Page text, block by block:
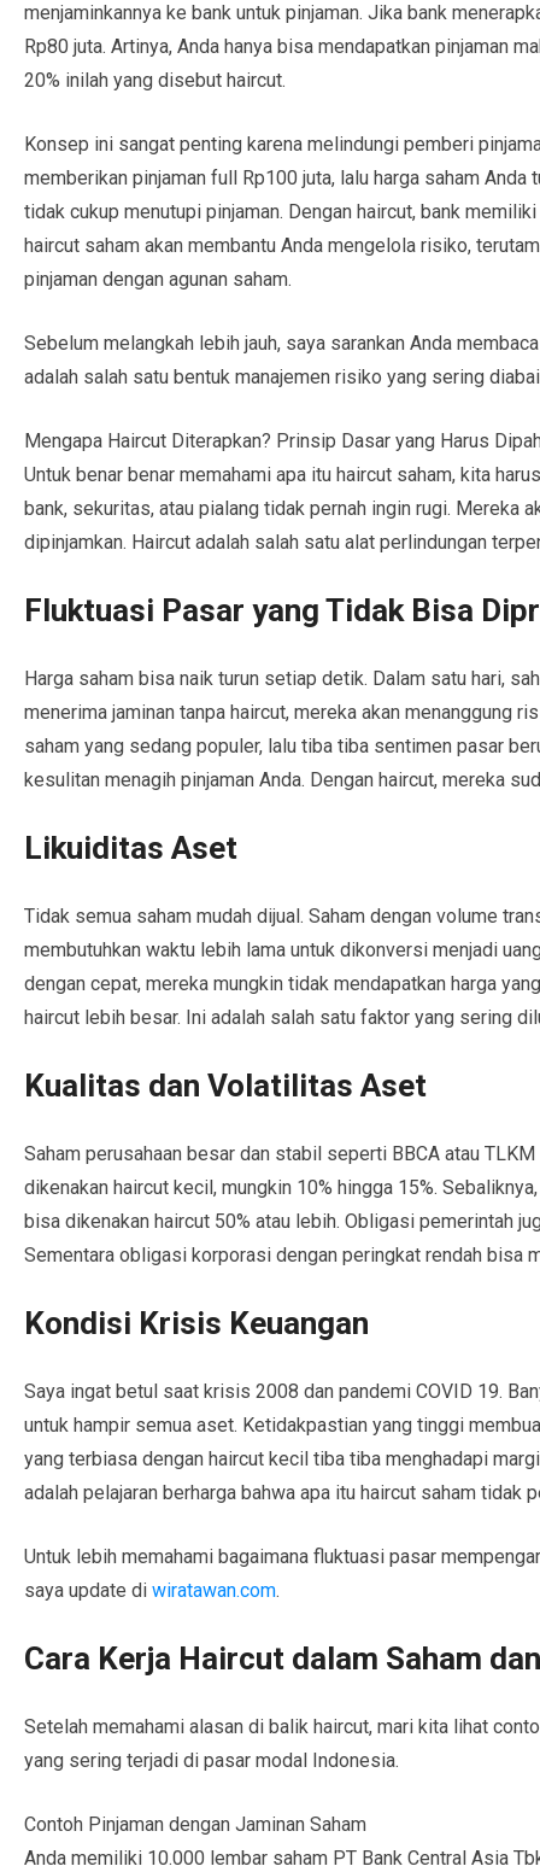
menjaminkannya ke bank untuk pinjaman. Jika bank
Rp80 juta. Artinya, Anda hanya bisa mendapatkan pinjaman
20% inilah yang disebut haircut.
Konsep ini sangat penting karena melindungi pemberi
memberikan pinjaman full Rp100 juta, lalu harga saham Anda
tidak cukup menutupi pinjaman. Dengan haircut, bank
haircut saham akan membantu Anda mengelola risiko,
pinjaman dengan agunan saham.
Sebelum melangkah lebih jauh, saya sarankan Anda
adalah salah satu bentuk manajemen risiko yang sering
Mengapa Haircut Diterapkan? Prinsip Dasar yang Harus
Untuk benar benar memahami apa itu haircut saham, kita
bank, sekuritas, atau pialang tidak pernah ingin rugi. Mereka
dipinjamkan. Haircut adalah salah satu alat perlindungan
Fluktuasi Pasar yang Tidak Bisa
Harga saham bisa naik turun setiap detik. Dalam satu hari,
menerima jaminan tanpa haircut, mereka akan menanggung
saham yang sedang populer, lalu tiba tiba sentimen pasar
kesulitan menagih pinjaman Anda. Dengan haircut, mereka
Likuiditas Aset
Tidak semua saham mudah dijual. Saham dengan volume
membutuhkan waktu lebih lama untuk dikonversi menjadi
dengan cepat, mereka mungkin tidak mendapatkan harga
haircut lebih besar. Ini adalah salah satu faktor yang sering
Kualitas dan Volatilitas Aset
Saham perusahaan besar dan stabil seperti BBCA atau
dikenakan haircut kecil, mungkin 10% hingga 15%.
bisa dikenakan haircut 50% atau lebih. Obligasi pemerintah
Sementara obligasi korporasi dengan peringkat rendah bisa
Kondisi Krisis Keuangan
Saya ingat betul saat krisis 2008 dan pandemi COVID 19.
untuk hampir semua aset. Ketidakpastian yang tinggi
yang terbiasa dengan haircut kecil tiba tiba menghadapi
adalah pelajaran berharga bahwa apa itu haircut saham
Untuk lebih memahami bagaimana fluktuasi pasar
saya update di wiratawan.com.
Cara Kerja Haircut dalam Saham
Setelah memahami alasan di balik haircut, mari kita lihat
yang sering terjadi di pasar modal Indonesia.
Contoh Pinjaman dengan Jaminan Saham
Anda memiliki 10.000 lembar saham PT Bank Central Asia